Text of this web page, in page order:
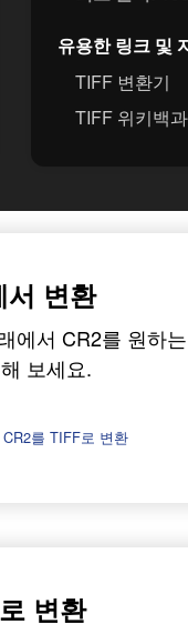
유용한 링크 및
TIFF 변환기
TIFF 위키백과
서 변환
에서 CR2를 원하
보세요.
CR2를 TIFF로 변환
변환